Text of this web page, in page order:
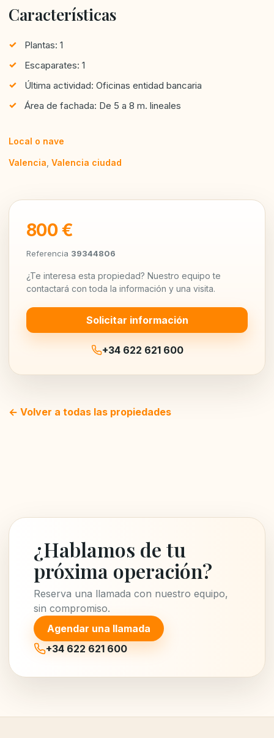
Características
Plantas: 1
Escaparates: 1
Última actividad: Oficinas entidad bancaria
Área de fachada: De 5 a 8 m. lineales
Local o nave
Valencia Valencia ciudad
800 €
Referencia 39344806
¿Te interesa esta propiedad? Nuestro equipo te
contactará con toda la información y una visita.
Solicitar información
+34 622 621 600
← Volver a todas las propiedades
¿Hablamos de tu
próxima operación?
Reserva una llamada con nuestro equipo,
sin compromiso.
Agendar una llamada
+34 622 621 600